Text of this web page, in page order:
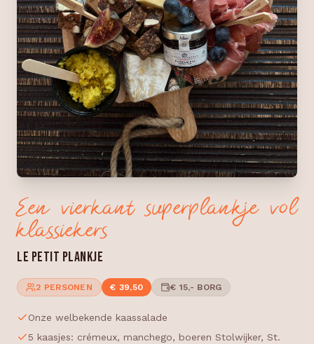
Een vierkant superplankje vol
klassiekers
LE PETIT PLANKJE
2 PERSONEN € 39,50 € 15,- BORG
Onze welbekende kaassalade
5 kaasjes: crémeux, manchego, boeren Stolwijker, St.